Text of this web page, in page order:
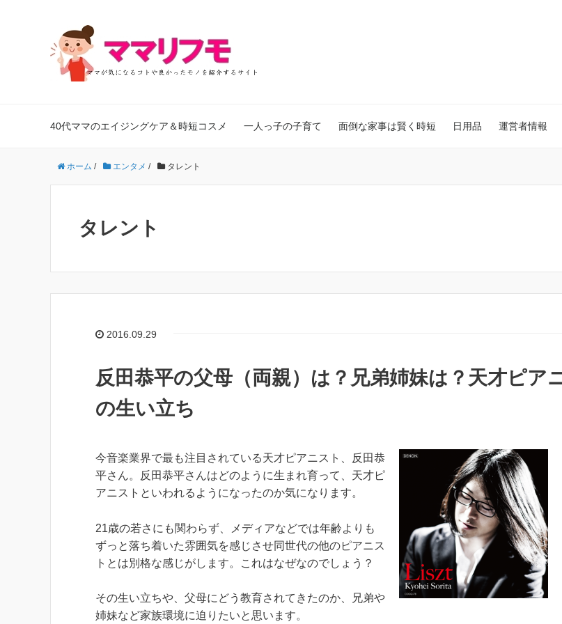
40代ママのエイジングケア＆時短コスメ 一人っ子の子育て 面倒な家事は賢く時短 日用品 運営者情報
ホーム / エンタメ / タレント
タレント
2016.09.29
反田恭平の父母（両親）は？兄弟姉妹は？天才ピア
の生い立ち
今音楽業界で最も注目されている天才ピアニスト、反田恭
平さん。反田恭平さんはどのように生まれ育って、天才ピ
アニストといわれるようになったのか気になります。
21歳の若さにも関わらず、メディアなどでは年齢よりも
ずっと落ち着いた雰囲気を感じさせ同世代の他のピアニス
トとは別格な感じがします。これはなぜなのでしょう？
その生い立ちや、父母にどう教育されてきたのか、兄弟や
姉妹など家族環境に迫りたいと思います。